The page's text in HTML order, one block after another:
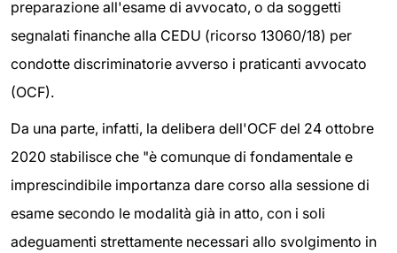
preparazione all'esame di avvocato, o da soggetti
segnalati finanche alla CEDU (ricorso 13060/18) per
condotte discriminatorie avverso i praticanti avvocato
(OCF).
Da una parte, infatti, la delibera dell'OCF del 24 ottobre
2020 stabilisce che "è comunque di fondamentale e
imprescindibile importanza dare corso alla sessione di
esame secondo le modalità già in atto, con i soli
adeguamenti strettamente necessari allo svolgimento in